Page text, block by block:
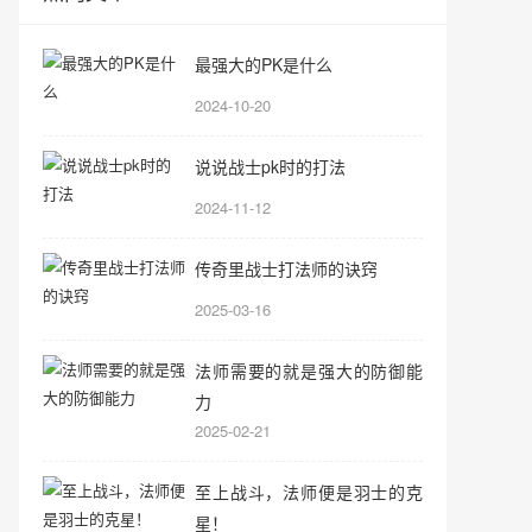
最强大的PK是什么
2024-10-20
说说战士pk时的打法
2024-11-12
传奇里战士打法师的诀窍
2025-03-16
法师需要的就是强大的防御能
力
2025-02-21
至上战斗，法师便是羽士的克
星！